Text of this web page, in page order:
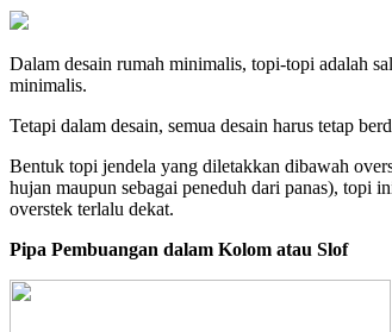
Dalam desain rumah minimalis, topi-topi adalah
minimalis.
Tetapi dalam desain, semua desain harus tetap
Bentuk topi jendela yang diletakkan dibawah
hujan maupun sebagai peneduh dari panas), topi
overstek terlalu dekat.
Pipa Pembuangan dalam Kolom atau Slof